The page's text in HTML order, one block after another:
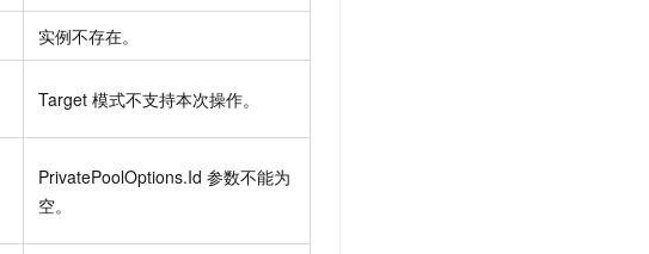
实例不存在。
Target 模式不支持本次操作。
PrivatePoolOptions.Id 参数不能为
空。